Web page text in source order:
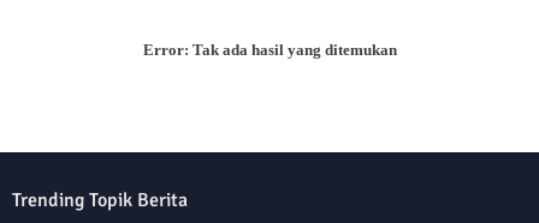
Error: Tak ada hasil yang ditemukan
Trending Topik Berita